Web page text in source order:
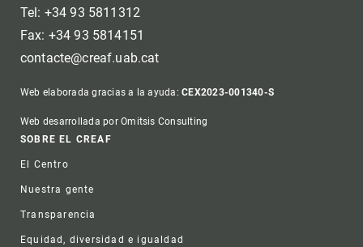
Tel: +34 93 5811312
Fax: +34 93 5814151
contacte@creaf.uab.cat
Web elaborada gracias a la ayuda:CEX2023-001340-S
Web desarrollada por Omitsis Consulting
Footer
SOBRE EL CREAF
El Centro
Nuestra gente
Transparencia
Equidad, diversidad e igualdad